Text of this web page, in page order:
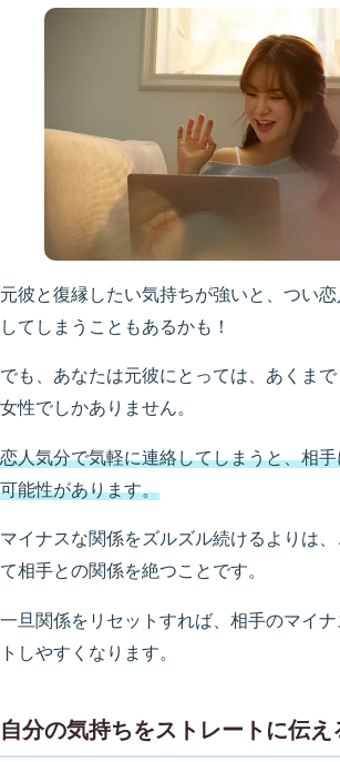
元彼と復縁したい気持ちが強いと、つい
してしまうこともあるかも！
でも、あなたは元彼にとっては、あくま
女性でしかありません。
恋人気分で気軽に連絡してしまうと、相
可能性があります。
マイナスな関係をズルズル続けるよりは
て相手との関係を絶つことです。
一旦関係をリセットすれば、相手のマイ
トしやすくなります。
自分の気持ちをストレートに伝え